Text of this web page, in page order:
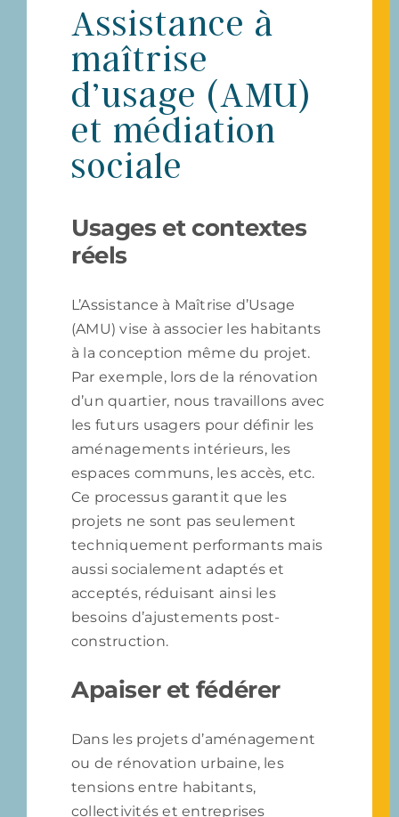
Assistance à
maîtrise
d’usage (AMU)
et médiation
sociale
Usages et contextes
réels
L’Assistance à Maîtrise d’Usage
(AMU) vise à associer les habitants
à la conception même du projet.
Par exemple, lors de la rénovation
d’un quartier, nous travaillons avec
les futurs usagers pour définir les
aménagements intérieurs, les
espaces communs, les accès, etc.
Ce processus garantit que les
projets ne sont pas seulement
techniquement performants mais
aussi socialement adaptés et
acceptés, réduisant ainsi les
besoins d’ajustements post-
construction.
Apaiser et fédérer
Dans les projets d’aménagement
ou de rénovation urbaine, les
tensions entre habitants,
collectivités et entreprises